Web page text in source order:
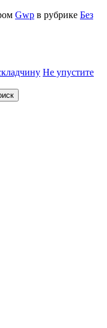
Gwp в рубрике Без
Не упустите